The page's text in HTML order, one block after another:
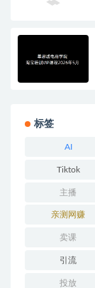
标签
AI
Tiktok
主播
亲测网赚
卖课
引流
投放